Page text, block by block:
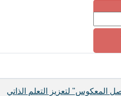
لتعزيز التعلم الذاتي